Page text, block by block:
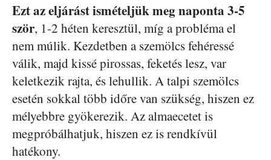
Ezt az eljárást ismételjük meg naponta 3-5
ször, 1-2 héten keresztül, míg a probléma el
nem múlik. Kezdetben a szemölcs fehéressé
válik, majd kissé pirossas, feketés lesz, var
keletkezik rajta, és lehullik. A talpi szemölcs
esetén sokkal több időre van szükség, hiszen ez
mélyebbre gyökerezik. Az almaecetet is
megpróbálhatjuk, hiszen ez is rendkívül
hatékony.